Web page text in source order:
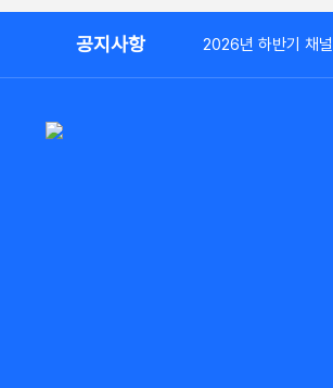
공지사항 2026년 하반기 채